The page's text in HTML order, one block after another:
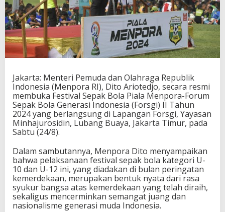
I
I
0
2
B
r
l
a
n
g
s
g
D
i
L
u
b
a
Jakarta: Menteri Pemuda dan Olahraga Republik
Indonesia (Menpora RI), Dito Ariotedjo, secara resmi
membuka Festival Sepak Bola Piala Menpora-Forum
Sepak Bola Generasi Indonesia (Forsgi) II Tahun
2024 yang berlangsung di Lapangan Forsgi, Yayasan
Minhajurosidin, Lubang Buaya, Jakarta Timur, pada
Sabtu (24/8).
Dalam sambutannya, Menpora Dito menyampaikan
bahwa pelaksanaan festival sepak bola kategori U-
10 dan U-12 ini, yang diadakan di bulan peringatan
kemerdekaan, merupakan bentuk nyata dari rasa
syukur bangsa atas kemerdekaan yang telah diraih,
sekaligus mencerminkan semangat juang dan
nasionalisme generasi muda Indonesia.